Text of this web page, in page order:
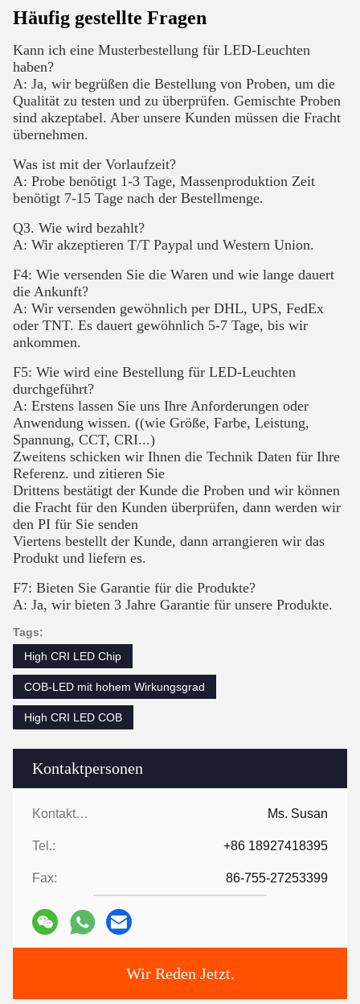
Kontaktpersonen
Kontaktpersonen: Ms. Susan
Tel.: +86 18927418395
Fax: 86-755-27253399
Wir Reden Jetzt.
Häufig gestellte Fragen
Kann ich eine Musterbestellung für LED-Leuchten
haben?
A: Ja, wir begrüßen die Bestellung von Proben, um die
Qualität zu testen und zu überprüfen. Gemischte Proben
sind akzeptabel. Aber unsere Kunden müssen die Fracht
übernehmen.
Was ist mit der Vorlaufzeit?
A: Probe benötigt 1-3 Tage, Massenproduktion Zeit
benötigt 7-15 Tage nach der Bestellmenge.
Q3. Wie wird bezahlt?
A: Wir akzeptieren T/T Paypal und Western Union.
F4: Wie versenden Sie die Waren und wie lange dauert
die Ankunft?
A: Wir versenden gewöhnlich per DHL, UPS, FedEx
oder TNT. Es dauert gewöhnlich 5-7 Tage, bis wir
ankommen.
F5: Wie wird eine Bestellung für LED-Leuchten
durchgeführt?
A: Erstens lassen Sie uns Ihre Anforderungen oder
Anwendung wissen. ((wie Größe, Farbe, Leistung,
Spannung, CCT, CRI...)
Zweitens schicken wir Ihnen die Technik Daten für Ihre
Referenz. und zitieren Sie
Drittens bestätigt der Kunde die Proben und wir können
die Fracht für den Kunden überprüfen, dann werden wir
den PI für Sie senden
Viertens bestellt der Kunde, dann arrangieren wir das
Produkt und liefern es.
F7: Bieten Sie Garantie für die Produkte?
A: Ja, wir bieten 3 Jahre Garantie für unsere Produkte.
Tags:
High CRI LED Chip
COB-LED mit hohem Wirkungsgrad
High CRI LED COB